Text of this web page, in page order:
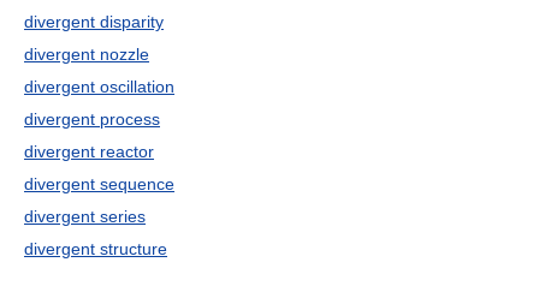
divergent disparity
divergent nozzle
divergent oscillation
divergent process
divergent reactor
divergent sequence
divergent series
divergent structure